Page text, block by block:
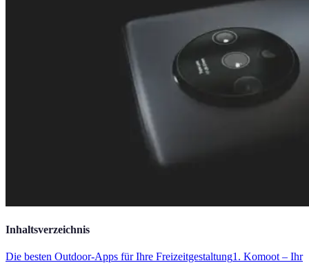
Inhaltsverzeichnis
Die besten Outdoor-Apps für Ihre Freizeitgestaltung1. Komoot – Ihr